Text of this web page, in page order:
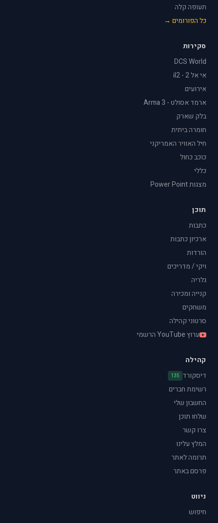
תעופה קלה
כל הפורומים →
סקירות
DCS World
אי אל 2 - il2
אירועים
ארמד אסולט - Arma 3
בלק שארק
חומרה ביתית
חיל האוויר האמריקני
כוכב כחול
כללי
מצגות Power Point
תוכן
כתבות
ארכיון כתבות
הורדות
ויקי / מדריכים
גלריה
קנייה ומכירה
משחקים
סרטוני קהילה
ערוץ YouTube הרשמי
קהילה
דיסקורד 135
רשימת חברים
החשבון שלי
שלחו תוכן
צרו קשר
המלץ עלינו
תרומה לאתר
פרסם באתר
ניווט
חיפוש